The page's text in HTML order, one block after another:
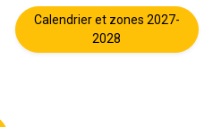
Calendrier et zones 2027-
2028